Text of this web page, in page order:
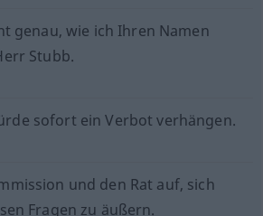
genau, wie ich Ihren Namen
Stubb.
sofort ein Verbot verhängen.
und den Rat auf, sich
Fragen zu äußern.